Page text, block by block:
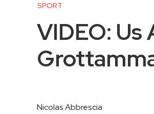
SPORT
VIDEO:
Nicolas Abbrescia